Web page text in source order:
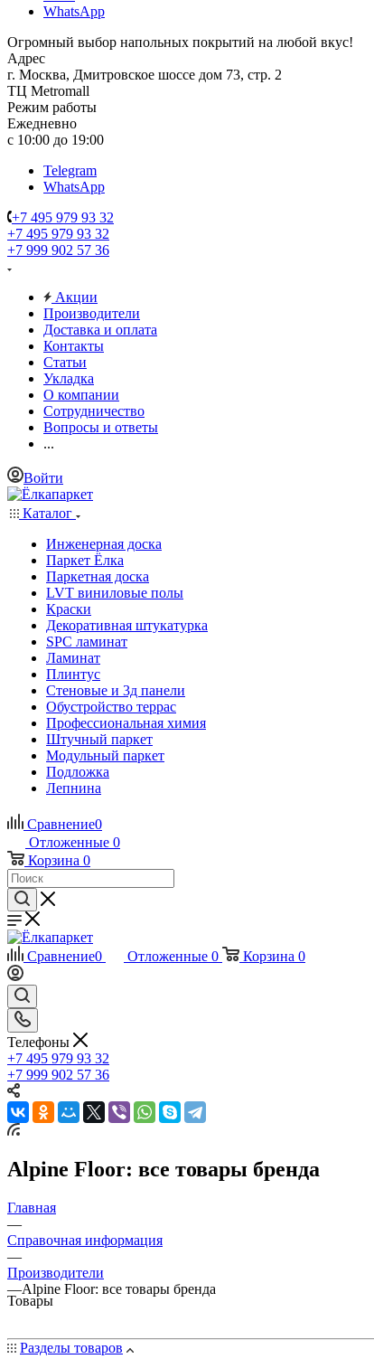
WhatsApp
Огромный выбор напольных покрытий на любой вкус!
Адрес
г. Москва, Дмитровское шоссе дом 73, стр. 2
ТЦ Metromall
Режим работы
Ежедневно
с 10:00 до 19:00
Telegram
WhatsApp
+7 495 979 93 32
+7 495 979 93 32
+7 999 902 57 36
Акции
Производители
Доставка и оплата
Контакты
Статьи
Укладка
О компании
Сотрудничество
Вопросы и ответы
...
Войти
Каталог
Инженерная доска
Паркет Ёлка
Паркетная доска
LVT виниловые полы
Краски
Декоративная штукатурка
SPC ламинат
Ламинат
Плинтус
Стеновые и 3д панели
Обустройство террас
Профессиональная химия
Штучный паркет
Модульный паркет
Подложка
Лепнина
Сравнение0
Отложенные 0
Корзина 0
Сравнение0 Отложенные 0 Корзина 0
Телефоны
+7 495 979 93 32
+7 999 902 57 36
Alpine Floor: все товары бренда
Главная
—
Справочная информация
—
Производители
—Alpine Floor: все товары бренда
Товары
Разделы товаров